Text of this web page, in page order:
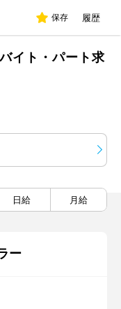
保存 履歴
イト・パート求
日給 月給
ー